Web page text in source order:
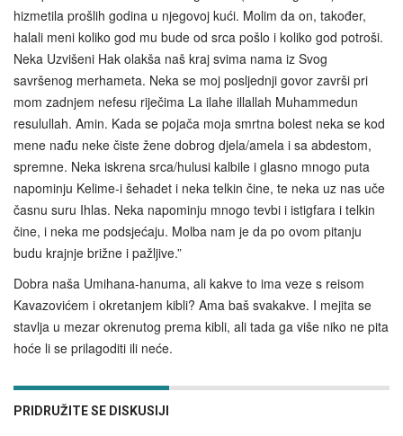
hizmetila prošlih godina u njegovoj kući. Molim da on, također,
halali meni koliko god mu bude od srca pošlo i koliko god potroši.
Neka Uzvišeni Hak olakša naš kraj svima nama iz Svog
savršenog merhameta. Neka se moj posljednji govor završi pri
mom zadnjem nefesu riječima La ilahe illallah Muhammedun
resulullah. Amin. Kada se pojača moja smrtna bolest neka se kod
mene nađu neke čiste žene dobrog djela/amela i sa abdestom,
spremne. Neka iskrena srca/hulusi kalbile i glasno mnogo puta
napominju Kelime-i šehadet i neka telkin čine, te neka uz nas uče
časnu suru Ihlas. Neka napominju mnogo tevbi i istigfara i telkin
čine, i neka me podsjećaju. Molba nam je da po ovom pitanju
budu krajnje brižne i pažljive.”
Dobra naša Umihana-hanuma, ali kakve to ima veze s reisom
Kavazovićem i okretanjem kibli? Ama baš svakakve. I mejita se
stavlja u mezar okrenutog prema kibli, ali tada ga više niko ne pita
hoće li se prilagoditi ili neće.
PRIDRUŽITE SE DISKUSIJI